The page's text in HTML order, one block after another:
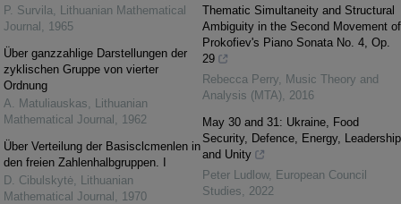
P. Survila, Lithuanian Mathematical
Journal , 1965
Über ganzzahlige Darstellungen der
zyklischen Gruppe von vierter
Ordnung
A. Matuliauskas, Lithuanian
Mathematical Journal , 1962
Über Verteilung der Basisclcmenlen in
den freien Zahlenhalbgruppen. I
D. Cibulskytė, Lithuanian
Mathematical Journal , 1970
Thematic Simultaneity and Structural
Ambiguity in the Second Movement of
Prokofiev's Piano Sonata No. 4, Op.
29
Rebecca Perry, Music Theory and
Analysis (MTA), 2016
May 30 and 31: Ukraine, Food
Security, Defence, Energy, Leadership
and Unity
Peter Ludlow, European Council
Studies, 2022